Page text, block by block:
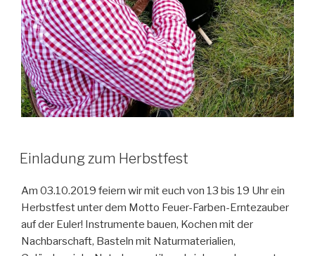
Einladung zum Herbstfest
Am 03.10.2019 feiern wir mit euch von 13 bis 19 Uhr ein
Herbstfest unter dem Motto Feuer-Farben-Erntezauber
auf der Euler! Instrumente bauen, Kochen mit der
Nachbarschaft, Basteln mit Naturmaterialien,